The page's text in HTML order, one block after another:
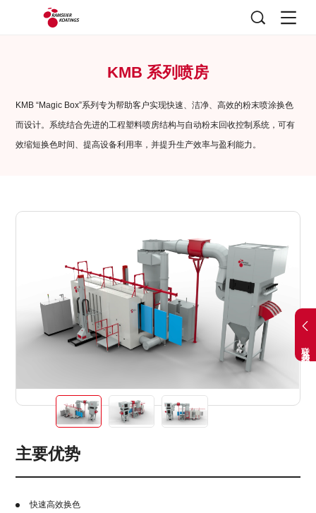
联系我们
KMB 系列喷房
KMB “Magic Box”系列专为帮助客户实现快速、洁净、高效的粉末喷涂换色
而设计。系统结合先进的工程塑料喷房结构与自动粉末回收控制系统，可有
效缩短换色时间、提高设备利用率，并提升生产效率与盈利能力。
主要优势
快速高效换色